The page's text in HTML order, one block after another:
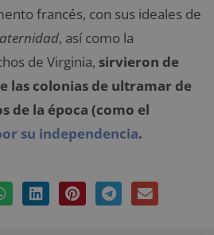
francés, con sus ideales de
, así como la
de Virginia, sirvieron de
las colonias de ultramar de
de la época (como el
su independencia.